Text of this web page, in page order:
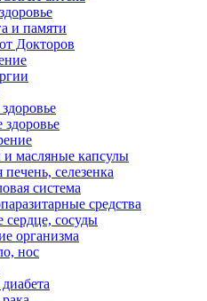
и памяти
Докторов
масляные капсулы
печень, селезенка
система
средства
сердце, сосуды
организма
нос